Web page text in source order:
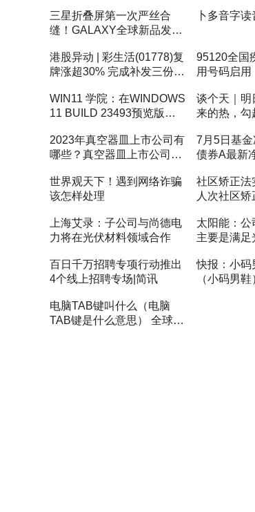
三星折叠屏第一次严丝合
缝！GALAXY全球新品发布
卜多音字
港股异动 | 彩生活(01778)复
牌涨超30% 完成补发三份财
77.61%
95120全国
用号码启用
WIN11 学院：在WINDOWS
11 BUILD 23493预览版中
注
谈个天｜明
来的热，勾
2023年真空器皿上市公司有
哪些？真空器皿上市公司一
7月5日基
债券A最新
世界观天下！遇到网络诈骗
该怎样处理
社区矫正法
人次社区
上海艾录：子公司与尚德电
力将在光伏材料领域合作
太阳能：公
主要是满足
能设备制造
百日千万招聘专项行动推出
4个线上招聘专场|简讯
快报：小码
（小码男鞋
电脑TAB键叫什么（电脑
TAB键是什么意思） 全球微